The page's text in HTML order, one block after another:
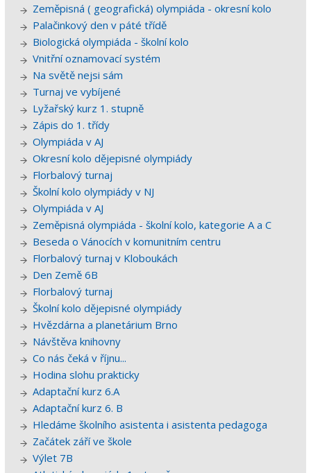
Zeměpisná ( geografická) olympiáda - okresní kolo
Palačinkový den v páté třídě
Biologická olympiáda - školní kolo
Vnitřní oznamovací systém
Na světě nejsi sám
Turnaj ve vybíjené
Lyžařský kurz 1. stupně
Zápis do 1. třídy
Olympiáda v AJ
Okresní kolo dějepisné olympiády
Florbalový turnaj
Školní kolo olympiády v NJ
Olympiáda v AJ
Zeměpisná olympiáda - školní kolo, kategorie A a C
Beseda o Vánocích v komunitním centru
Florbalový turnaj v Kloboukách
Den Země 6B
Florbalový turnaj
Školní kolo dějepisné olympiády
Hvězdárna a planetárium Brno
Návštěva knihovny
Co nás čeká v říjnu...
Hodina slohu prakticky
Adaptační kurz 6.A
Adaptační kurz 6. B
Hledáme školního asistenta i asistenta pedagoga
Začátek září ve škole
Výlet 7B